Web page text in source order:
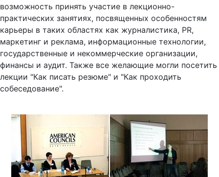
возможность принять участие в лекционно-
практических занятиях, посвященных особенностям
карьеры в таких областях как журналистика, PR,
маркетинг и реклама, информационные технологии,
государственные и некоммерческие организации,
финансы и аудит. Также все желающие могли посетить
лекции "Как писать резюме" и "Как проходить
собеседование".